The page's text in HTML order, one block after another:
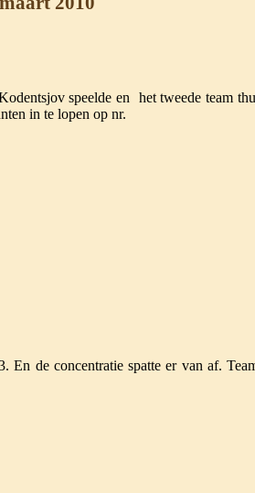
speelde en het tweede team
in te lopen op nr.
de concentratie spatte er van af.